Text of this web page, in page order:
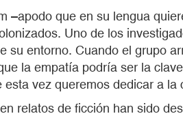
–apodo que en su lengua
Uno de los
su entorno. Cuando el grupo
la empatía podría ser la
vez queremos dedicar a la
relatos de ficción han sido